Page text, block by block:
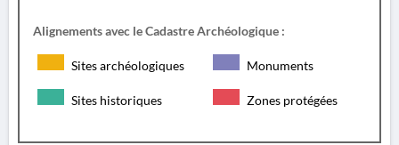
Alignements avec le Cadastre Archéologique :
Sites archéologiques Monuments
Sites historiques Zones protégées